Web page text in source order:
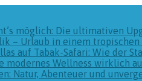
möglich: Die ultimativen
– Urlaub in einem tropischen
auf Tabak-Safari: Wie
modernes Wellness wirklich
Natur, Abenteuer und